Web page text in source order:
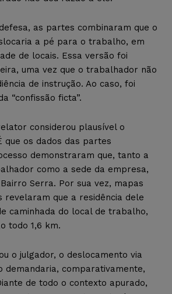
as partes combinaram que o
a pé para o trabalho, em
de locais. Essa versão foi
uma vez que o trabalhador não
de instrução. Ao caso, foi
“confissão ficta”.
considerou plausível o
que os dados das partes
demonstraram que, tanto a
como a sede da empresa,
Serra. Por sua vez, mapas
revelaram que a residência dele
caminhada do local de trabalho,
todo 1,6 km.
o julgador, o deslocamento via
comparativamente,
de todo o contexto apurado,